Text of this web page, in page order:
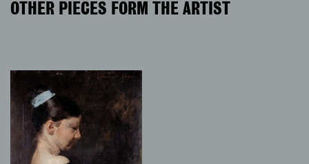
OTHER PIECES FORM THE ARTIST